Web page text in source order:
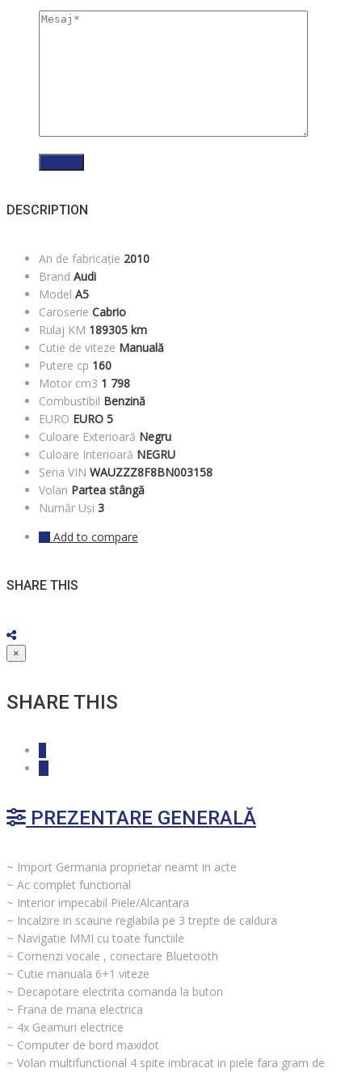
DESCRIPTION
An de fabricație 2010
Brand Audi
Model A5
Caroserie Cabrio
Rulaj KM 189305 km
Cutie de viteze Manuală
Putere cp 160
Motor cm3 1 798
Combustibil Benzină
EURO EURO 5
Culoare Exterioară Negru
Culoare Interioară NEGRU
Seria VIN WAUZZZ8F8BN003158
Volan Partea stângă
Număr Uși 3
Add to compare
SHARE THIS
×
SHARE THIS
PREZENTARE GENERALĂ
~ Import Germania proprietar neamt in acte
~ Ac complet functional
~ Interior impecabil Piele/Alcantara
~ Incalzire in scaune reglabila pe 3 trepte de caldura
~ Navigatie MMI cu toate functiile
~ Comenzi vocale , conectare Bluetooth
~ Cutie manuala 6+1 viteze
~ Decapotare electrita comanda la buton
~ Frana de mana electrica
~ 4x Geamuri electrice
~ Computer de bord maxidot
~ Volan multifunctional 4 spite imbracat in piele fara gram de